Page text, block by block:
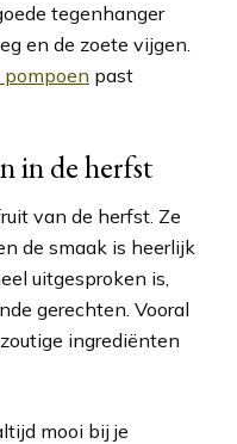
tegenhanger
en de zoete vijgen.
past
in de herfst
van de herfst. Ze
de smaak is heerlijk
uitgesproken is,
gerechten. Vooral
ingrediënten
mooi bij je